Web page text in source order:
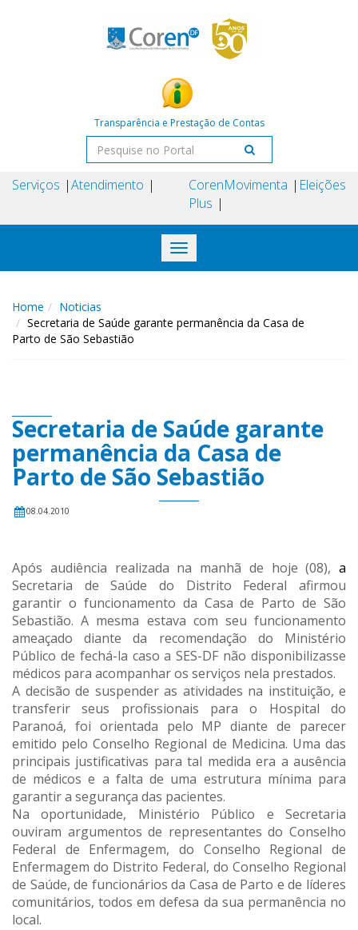
Transparência e Prestação de Contas
Serviços Atendimento
Coren
Plus
Movimenta Eleições
Toggle
navigation
Home
Noticias
Secretaria de Saúde garante permanência da Casa de
Parto de São Sebastião
Secretaria de Saúde garante
permanência da Casa de
Parto de São Sebastião
08.04.2010
Após audiência realizada na manhã de hoje (08), a
Secretaria de Saúde do Distrito Federal afirmou
garantir o funcionamento da Casa de Parto de São
Sebastião. A mesma estava com seu funcionamento
ameaçado diante da recomendação do Ministério
Público de fechá-la caso a SES-DF não disponibilizasse
médicos para acompanhar os serviços nela prestados.
A decisão de suspender as atividades na instituição, e
transferir seus profissionais para o Hospital do
Paranoá, foi orientada pelo MP diante de parecer
emitido pelo Conselho Regional de Medicina. Uma das
principais justificativas para tal medida era a ausência
de médicos e a falta de uma estrutura mínima para
garantir a segurança das pacientes.
Na oportunidade, Ministério Público e Secretaria
ouviram argumentos de representantes do Conselho
Federal de Enfermagem, do Conselho Regional de
Enfermagem do Distrito Federal, do Conselho Regional
de Saúde, de funcionários da Casa de Parto e de líderes
comunitários, todos em defesa da sua permanência no
local.